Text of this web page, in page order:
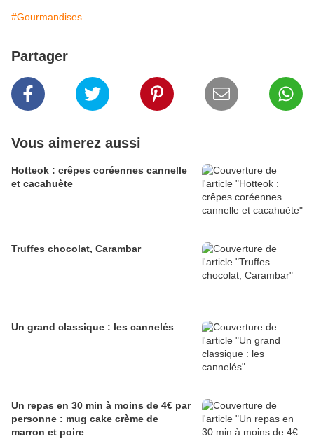
#Gourmandises
Partager
Vous aimerez aussi
Hotteok : crêpes coréennes cannelle
et cacahuète
Truffes chocolat, Carambar
Un grand classique : les cannelés
Un repas en 30 min à moins de 4€ par
personne : mug cake crème de
marron et poire